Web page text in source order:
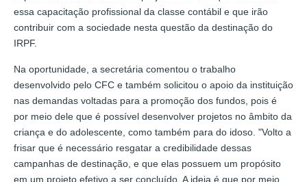
essa capacitação profissional da classe contábil e que irão
contribuir com a sociedade nesta questão da destinação do
IRPF.
Na oportunidade, a secretária comentou o trabalho
desenvolvido pelo CFC e também solicitou o apoio da instituição
nas demandas voltadas para a promoção dos fundos, pois é
por meio dele que é possível desenvolver projetos no âmbito da
criança e do adolescente, como também para do idoso. "Volto a
frisar que é necessário resgatar a credibilidade dessas
campanhas de destinação, e que elas possuem um propósito
em um projeto efetivo a ser concluído. A ideia é que por meio